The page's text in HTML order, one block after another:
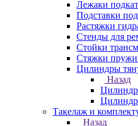
Лежаки
Подставки
Растяжки
Стенды для
Стойки
Стяжки
Цилиндры
Назад
Такелаж и
Назад